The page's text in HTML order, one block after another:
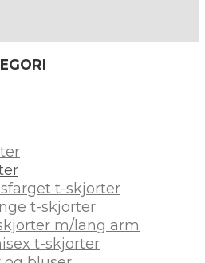
t-skjorter
t-skjorter
m/lang arm
t-skjorter